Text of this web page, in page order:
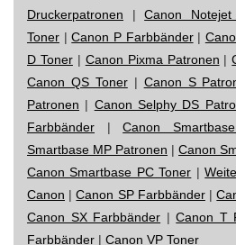
Druckerpatronen |Canon Notejet
Toner |Canon P Farbbänder|
D Toner| Canon Pixma Patronen |
Canon QS Toner| Canon S
Patronen | Canon Selphy DS
Farbbänder |Canon
Smartbase MP Patronen | Canon
Canon Smartbase PC Toner |
Canon |Canon SP Farbbänder|
Canon SX Farbbänder |Canon T
Farbbänder | Canon VP Toner